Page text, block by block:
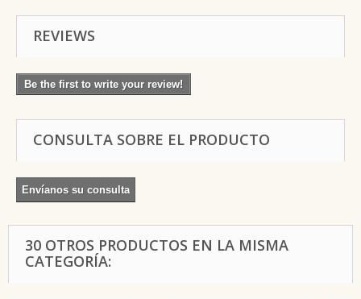
REVIEWS
Be the first to write your review!
CONSULTA SOBRE EL PRODUCTO
Envíanos su consulta
30 OTROS PRODUCTOS EN LA MISMA
CATEGORÍA: